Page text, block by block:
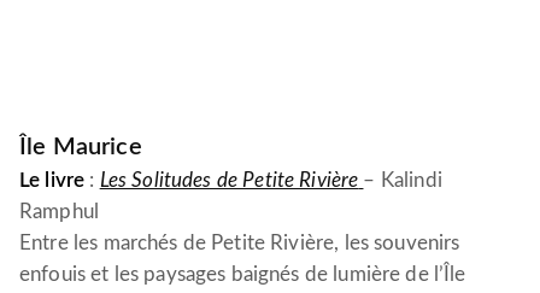
Île Maurice
Le livre : Les Solitudes de Petite Rivière – Kalindi
Ramphul
Entre les marchés de Petite Rivière, les souvenirs
enfouis et les paysages baignés de lumière de l’Île